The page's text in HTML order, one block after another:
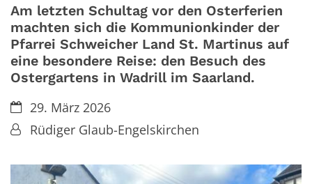
Am letzten Schultag vor den Osterferien
machten sich die Kommunionkinder der
Pfarrei Schweicher Land St. Martinus auf
eine besondere Reise: den Besuch des
Ostergartens in Wadrill im Saarland.
Datum:29. März 2026
Von:Rüdiger Glaub-Engelskirchen